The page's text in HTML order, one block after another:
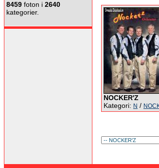
8459 foton i 2640
kategorier.
NOCKER'Z
Kategori: N /